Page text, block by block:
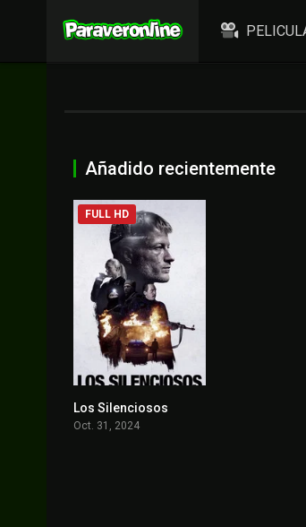
Añadido recientemente
FULL HD
Los Silenciosos
Oct. 31, 2024